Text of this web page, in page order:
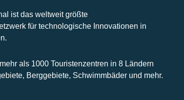
ist das weltweit größte
für technologische Innovationen in
als 1000 Touristenzentren in 8 Ländern
Berggebiete, Schwimmbäder und mehr.